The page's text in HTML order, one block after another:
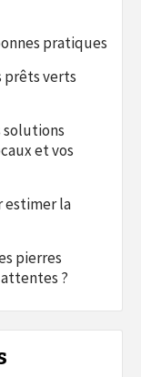
pratiques
prêts verts
solutions
et vos
estimer la
pierres
?